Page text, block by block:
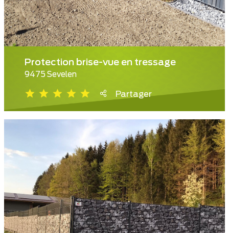
Protection brise-vue en tressage
9475 Sevelen
Partager